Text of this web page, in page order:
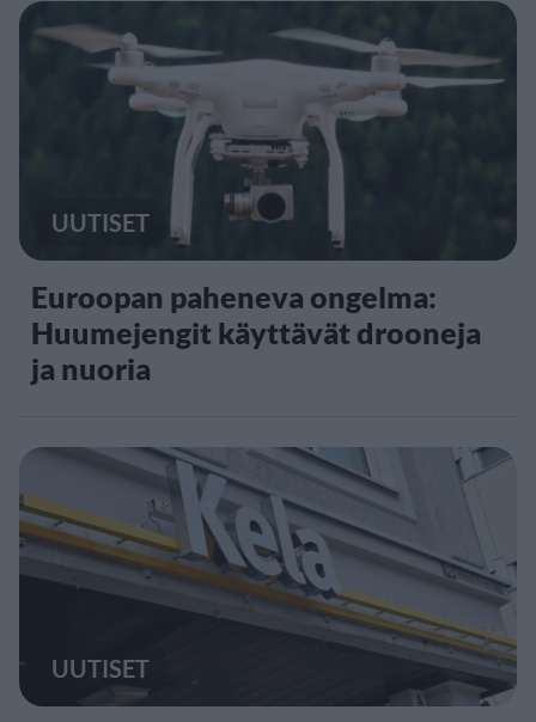
UUTISET
Euroopan paheneva ongelma:
Huumejengit käyttävät drooneja
ja nuoria
UUTISET